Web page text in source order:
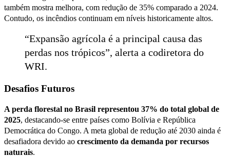
também mostra melhora, com redução de 35% comparado a 2024.
Contudo, os incêndios continuam em níveis historicamente altos.
“Expansão agrícola é a principal causa das
perdas nos trópicos”, alerta a codiretora do
WRI.
Desafios Futuros
A perda florestal no Brasil representou 37% do total global de
2025, destacando-se entre países como Bolívia e República
Democrática do Congo. A meta global de redução até 2030 ainda é
desafiadora devido ao crescimento da demanda por recursos
naturais.